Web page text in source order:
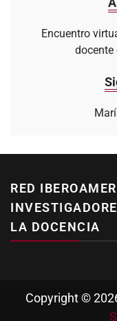
Encuentro
docente
RED
LA DOCENCIA
Copyright ©